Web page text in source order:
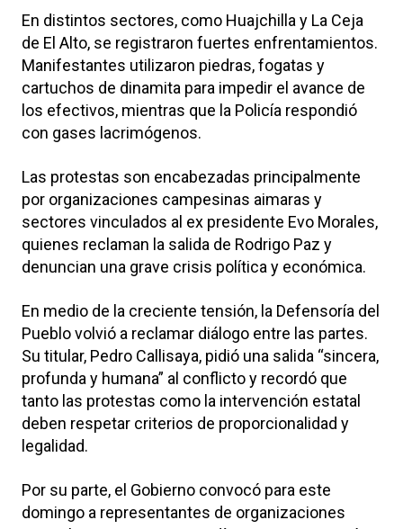
En distintos sectores, como Huajchilla y La Ceja
de El Alto, se registraron fuertes enfrentamientos.
Manifestantes utilizaron piedras, fogatas y
cartuchos de dinamita para impedir el avance de
los efectivos, mientras que la Policía respondió
con gases lacrimógenos.
Las protestas son encabezadas principalmente
por organizaciones campesinas aimaras y
sectores vinculados al ex presidente Evo Morales,
quienes reclaman la salida de Rodrigo Paz y
denuncian una grave crisis política y económica.
En medio de la creciente tensión, la Defensoría del
Pueblo volvió a reclamar diálogo entre las partes.
Su titular, Pedro Callisaya, pidió una salida “sincera,
profunda y humana” al conflicto y recordó que
tanto las protestas como la intervención estatal
deben respetar criterios de proporcionalidad y
legalidad.
Por su parte, el Gobierno convocó para este
domingo a representantes de organizaciones